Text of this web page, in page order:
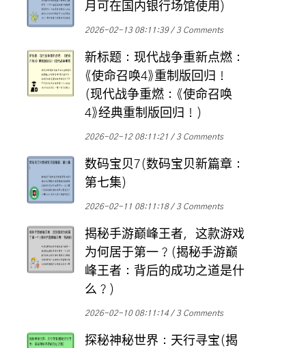
月可在国内银行场馆使用)
2026-02-13 08:11:39 3 Comments
新标题：现代战争重新点燃：
《使命召唤4》重制版回归！
(现代战争重燃：《使命召唤
4》经典重制版回归！)
2026-02-12 08:11:21 3 Comments
数码宝贝7(数码宝贝新篇章：
第七集)
2026-02-11 08:11:18 3 Comments
揭秘手游巅峰王者，这款游戏
为何居于第一？(揭秘手游巅
峰王者：背后的成功之道是什
么？)
2026-02-10 08:11:14 3 Comments
探秘神秘世界：天行寻宝(揭